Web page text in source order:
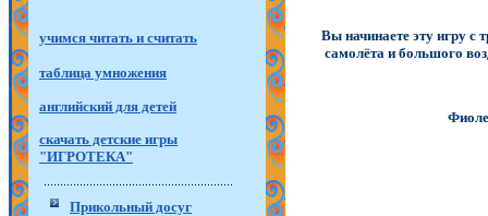
учимся читать и считать
таблица умножения
английский для детей
скачать детские игры
"ИГРОТЕКА"
Прикольный досуг
Вы начинаете эту игру с
самолёта и большого